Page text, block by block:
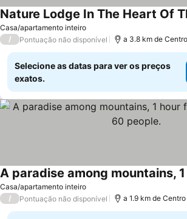
Casa/apartamento inteiro
/ Pontuação não disponível a 3.8 km de
Selecione as datas para ver os preços
exatos.
Casa/apartamento inteiro
/ Pontuação não disponível a 1.9 km de